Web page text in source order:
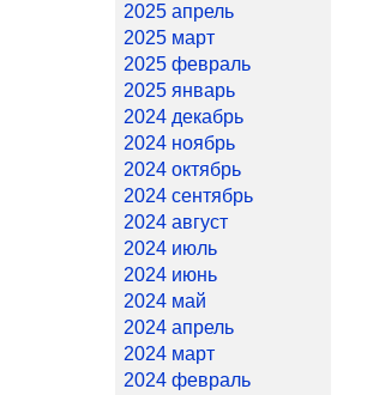
2025 апрель
2025 март
2025 февраль
2025 январь
2024 декабрь
2024 ноябрь
2024 октябрь
2024 сентябрь
2024 август
2024 июль
2024 июнь
2024 май
2024 апрель
2024 март
2024 февраль